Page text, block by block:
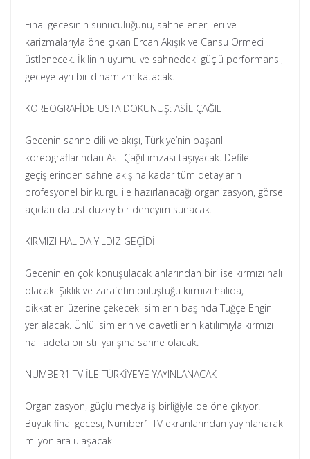
Final gecesinin sunuculuğunu, sahne enerjileri ve
karizmalarıyla öne çıkan Ercan Akışık ve Cansu Örmeci
üstlenecek. İkilinin uyumu ve sahnedeki güçlü performansı,
geceye ayrı bir dinamizm katacak.
KOREOGRAFİDE USTA DOKUNUŞ: ASİL ÇAĞIL
Gecenin sahne dili ve akışı, Türkiye’nin başarılı
koreograflarından Asil Çağıl imzası taşıyacak. Defile
geçişlerinden sahne akışına kadar tüm detayların
profesyonel bir kurgu ile hazırlanacağı organizasyon, görsel
açıdan da üst düzey bir deneyim sunacak.
KIRMIZI HALIDA YILDIZ GEÇİDİ
Gecenin en çok konuşulacak anlarından biri ise kırmızı halı
olacak. Şıklık ve zarafetin buluştuğu kırmızı halıda,
dikkatleri üzerine çekecek isimlerin başında Tuğçe Engin
yer alacak. Ünlü isimlerin ve davetlilerin katılımıyla kırmızı
halı adeta bir stil yarışına sahne olacak.
NUMBER1 TV İLE TÜRKİYE’YE YAYINLANACAK
Organizasyon, güçlü medya iş birliğiyle de öne çıkıyor.
Büyük final gecesi, Number1 TV ekranlarından yayınlanarak
milyonlara ulaşacak.